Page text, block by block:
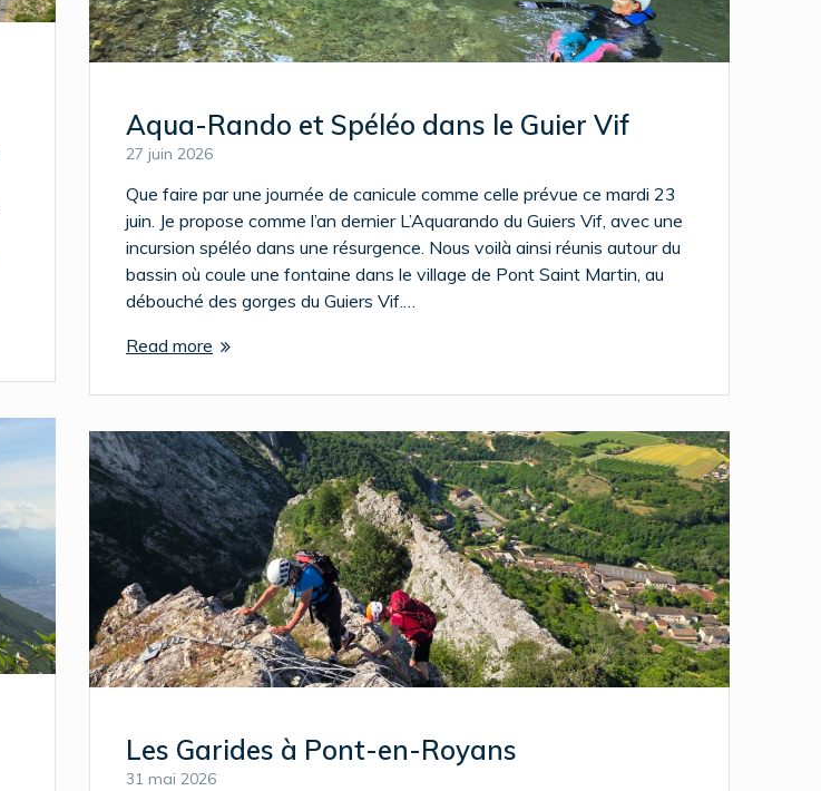
Aqua-Rando et Spéléo dans le Guier Vif
27 juin 2026
Que faire par une journée de canicule comme celle prévue ce mardi 23
juin. Je propose comme l’an dernier L’Aquarando du Guiers Vif, avec une
incursion spéléo dans une résurgence. Nous voilà ainsi réunis autour du
bassin où coule une fontaine dans le village de Pont Saint Martin, au
débouché des gorges du Guiers Vif.…
Read more
Les Garides à Pont-en-Royans
31 mai 2026